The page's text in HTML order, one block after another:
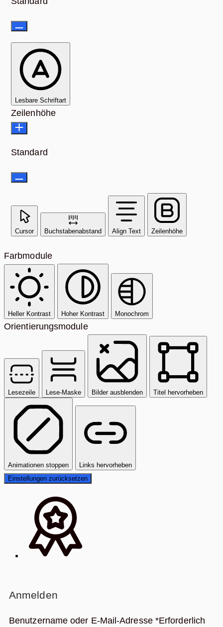
Lesbare Schriftart
Zeilenhöhe
Standard
Cursor Buchstabenabstand Align Text Zeilenhöhe
Farbmodule
Heller Kontrast Hoher Kontrast Monochrom
Orientierungsmodule
Lesezeile Lese-Maske Bilder ausblenden Titel hervorheben
Animationen stoppen
Links hervorheben
Einstellungen zurücksetzen
Anmelden
Benutzername oder E-Mail-Adresse *Erforderlich